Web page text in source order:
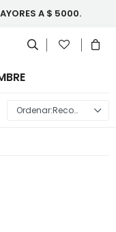
A $ 5000.
Recomendados